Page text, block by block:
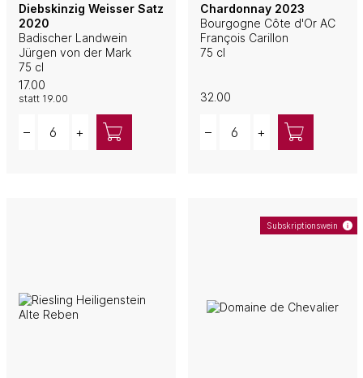
Diebskinzig Weisser Satz
2020
Badischer Landwein
Jürgen von der Mark
75 cl
17.00
statt 19.00
– +
Chardonnay 2023
Bourgogne Côte d'Or AC
François Carillon
75 cl
32.00
– +
Subskriptionswein